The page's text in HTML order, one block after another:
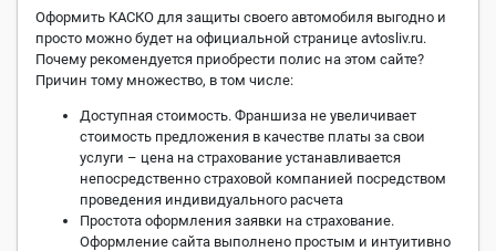
Оформить КАСКО для защиты своего автомобиля выгодно и
просто можно будет на официальной странице avtosliv.ru.
Почему рекомендуется приобрести полис на этом сайте?
Причин тому множество, в том числе:
Доступная стоимость. Франшиза не увеличивает
стоимость предложения в качестве платы за свои
услуги – цена на страхование устанавливается
непосредственно страховой компанией посредством
проведения индивидуального расчета
Простота оформления заявки на страхование.
Оформление сайта выполнено простым и интуитивно